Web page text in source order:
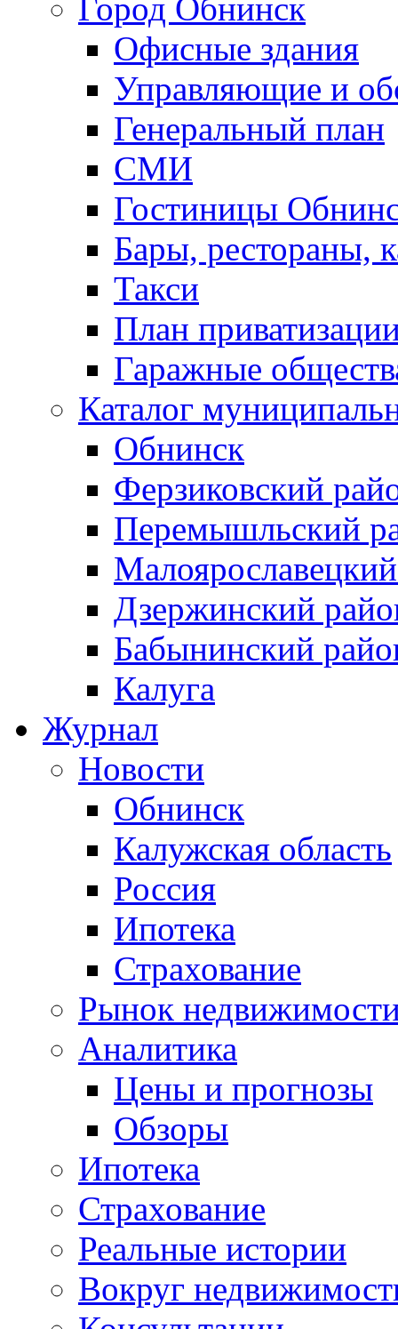
Город Обнинск
Офисные здания
Управляющие и
Генеральный план
СМИ
Гостиницы
Бары, рестораны,
Такси
План
Гаражные
Каталог
Обнинск
Ферзиковский
Перемышльский
Дзержинский
Бабынинский
Калуга
Журнал
Новости
Обнинск
Калужская область
Россия
Ипотека
Страхование
Рынок
Аналитика
Цены и прогнозы
Обзоры
Ипотека
Страхование
Реальные истории
Вокруг